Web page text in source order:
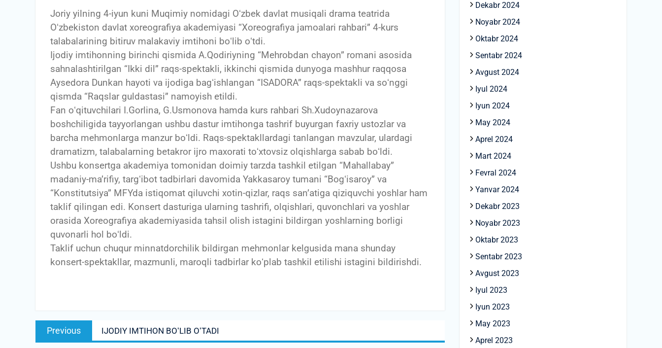
Joriy yilning 4-iyun kuni Muqimiy nomidagi Oʻzbek davlat musiqali drama teatrida
Oʻzbekiston davlat xoreografiya akademiyasi “Xoreografiya jamoalari rahbari” 4-kurs
talabalarining bitiruv malakaviy imtihoni boʻlib oʻtdi.
Ijodiy imtihonning birinchi qismida A.Qodiriyning “Mehrobdan chayon” romani asosida
sahnalashtirilgan “Ikki dil” raqs-spektakli, ikkinchi qismida dunyoga mashhur raqqosa
Aysedora Dunkan hayoti va ijodiga bagʻishlangan “ISADORA” raqs-spektakli va soʻnggi
qismda “Raqslar guldastasi” namoyish etildi.
Fan oʻqituvchilari I.Gorlina, G.Usmonova hamda kurs rahbari Sh.Xudoynazarova
boshchiligida tayyorlangan ushbu dastur imtihonga tashrif buyurgan faxriy ustozlar va
barcha mehmonlarga manzur boʻldi. Raqs-spektakllardagi tanlangan mavzular, ulardagi
dramatizm, talabalarning betakror ijro maxorati toʻxtovsiz olqishlarga sabab boʻldi.
Ushbu konsertga akademiya tomonidan doimiy tarzda tashkil etilgan “Mahallabay”
madaniy-maʼrifiy, targʻibot tadbirlari davomida Yakkasaroy tumani “Bogʻisaroy” va
“Konstitutsiya” MFYda istiqomat qiluvchi xotin-qizlar, raqs sanʼatiga qiziquvchi yoshlar ham
taklif qilingan edi. Konsert dasturiga ularning tashrifi, olqishlari, quvonchlari va yoshlar
orasida Xoreografiya akademiyasida tahsil olish istagini bildirgan yoshlarning borligi
quvonarli hol boʻldi.
Taklif uchun chuqur minnatdorchilik bildirgan mehmonlar kelgusida mana shunday
konsert-spektakllar, mazmunli, maroqli tadbirlar koʻplab tashkil etilishi istagini bildirishdi.
Post
menyusi
Previous
post:
IJODIY IMTIHON BOʻLIB OʻTADI
Dekabr 2024
Noyabr 2024
Oktabr 2024
Sentabr 2024
Avgust 2024
Iyul 2024
Iyun 2024
May 2024
Aprel 2024
Mart 2024
Fevral 2024
Yanvar 2024
Dekabr 2023
Noyabr 2023
Oktabr 2023
Sentabr 2023
Avgust 2023
Iyul 2023
Iyun 2023
May 2023
Aprel 2023